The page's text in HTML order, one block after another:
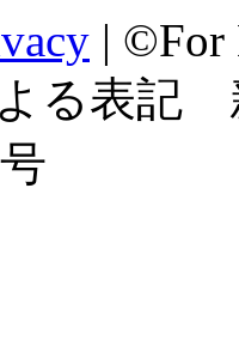
| ©For
る表記